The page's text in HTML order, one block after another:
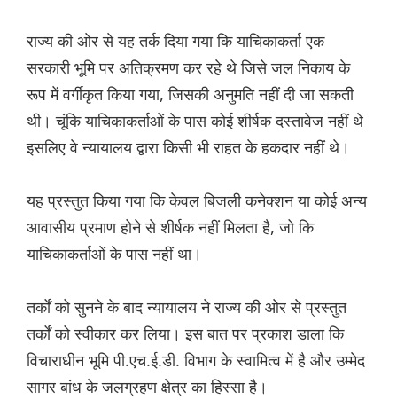
राज्य की ओर से यह तर्क दिया गया कि याचिकाकर्ता एक
सरकारी भूमि पर अतिक्रमण कर रहे थे जिसे जल निकाय के
रूप में वर्गीकृत किया गया, जिसकी अनुमति नहीं दी जा सकती
थी। चूंकि याचिकाकर्ताओं के पास कोई शीर्षक दस्तावेज नहीं थे
इसलिए वे न्यायालय द्वारा किसी भी राहत के हकदार नहीं थे।
यह प्रस्तुत किया गया कि केवल बिजली कनेक्शन या कोई अन्य
आवासीय प्रमाण होने से शीर्षक नहीं मिलता है, जो कि
याचिकाकर्ताओं के पास नहीं था।
तर्कों को सुनने के बाद न्यायालय ने राज्य की ओर से प्रस्तुत
तर्कों को स्वीकार कर लिया। इस बात पर प्रकाश डाला कि
विचाराधीन भूमि पी.एच.ई.डी. विभाग के स्वामित्व में है और उम्मेद
सागर बांध के जलग्रहण क्षेत्र का हिस्सा है।